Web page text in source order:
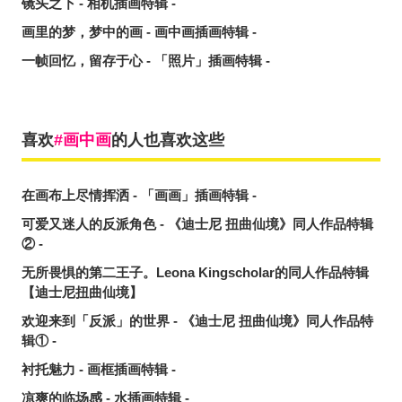
镜头之下 - 相机插画特辑 -
画里的梦，梦中的画 - 画中画插画特辑 -
一帧回忆，留存于心 - 「照片」插画特辑 -
喜欢 画中画的人也喜欢这些
在画布上尽情挥洒 - 「画画」插画特辑 -
可爱又迷人的反派角色 - 《迪士尼 扭曲仙境》同人作品特辑
② -
无所畏惧的第二王子。Leona Kingscholar的同人作品特辑
【迪士尼扭曲仙境】
欢迎来到「反派」的世界 - 《迪士尼 扭曲仙境》同人作品特
辑① -
衬托魅力 - 画框插画特辑 -
凉爽的临场感 - 水插画特辑 -